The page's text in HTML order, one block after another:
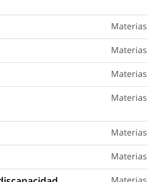
Materias
Materias
Materias
Materias
Materias
Materias